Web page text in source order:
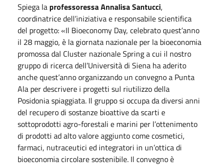
Spiega la professoressa Annalisa Santucci,
coordinatrice dell’iniziativa e responsabile scientifica
del progetto: «Il Bioeconomy Day, celebrato quest’anno
il 28 maggio, è la giornata nazionale per la bioeconomia
promossa dal Cluster nazionale Spring a cui il nostro
gruppo di ricerca dell’Università di Siena ha aderito
anche quest’anno organizzando un convegno a Punta
Ala per descrivere i progetti sul riutilizzo della
Posidonia spiaggiata. Il gruppo si occupa da diversi anni
del recupero di sostanze bioattive da scarti e
sottoprodotti agro-forestali e marini per l’ottenimento
di prodotti ad alto valore aggiunto come cosmetici,
farmaci, nutraceutici ed integratori in un’ottica di
bioeconomia circolare sostenibile. Il convegno è